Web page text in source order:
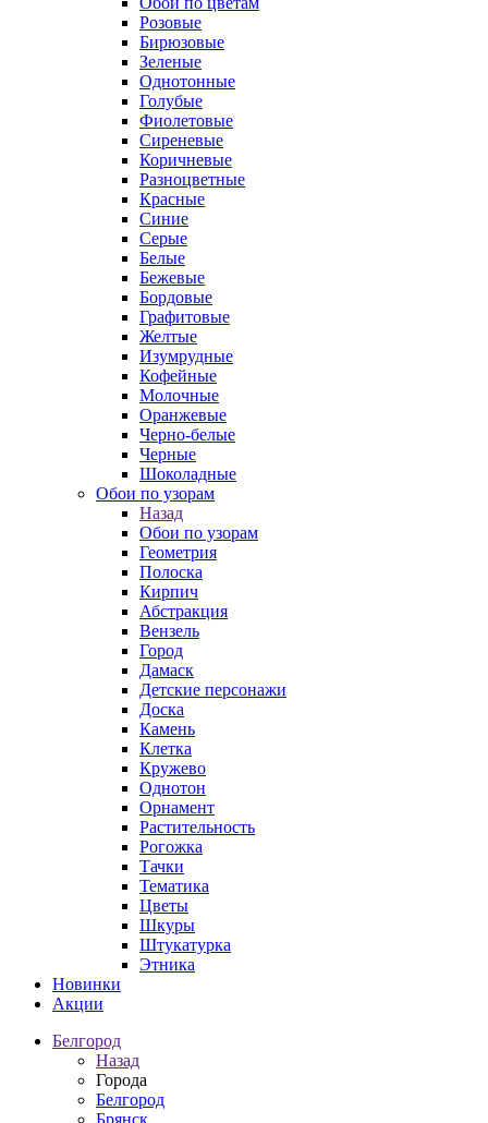
Розовые
Бирюзовые
Зеленые
Однотонные
Голубые
Фиолетовые
Сиреневые
Коричневые
Разноцветные
Красные
Синие
Серые
Белые
Бежевые
Бордовые
Графитовые
Желтые
Изумрудные
Кофейные
Молочные
Оранжевые
Черно-белые
Черные
Шоколадные
Обои по узорам
Назад
Обои по узорам
Геометрия
Полоска
Кирпич
Абстракция
Вензель
Город
Дамаск
Детские персонажи
Доска
Камень
Клетка
Кружево
Однотон
Орнамент
Растительность
Рогожка
Тачки
Тематика
Цветы
Шкуры
Штукатурка
Этника
Новинки
Акции
Белгород
Назад
Города
Белгород